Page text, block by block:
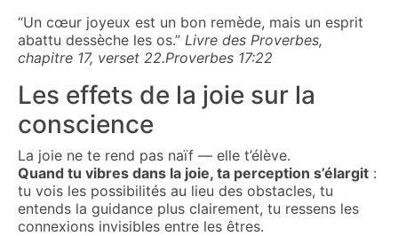
“Un cœur joyeux est un bon remède, mais un esprit
abattu dessèche les os.” Livre des Proverbes,
chapitre 17, verset 22.Proverbes 17:22
Les effets de la joie sur la
conscience
La joie ne te rend pas naïf — elle t’élève.
Quand tu vibres dans la joie, ta perception s’élargit :
tu vois les possibilités au lieu des obstacles, tu
entends la guidance plus clairement, tu ressens les
connexions invisibles entre les êtres.